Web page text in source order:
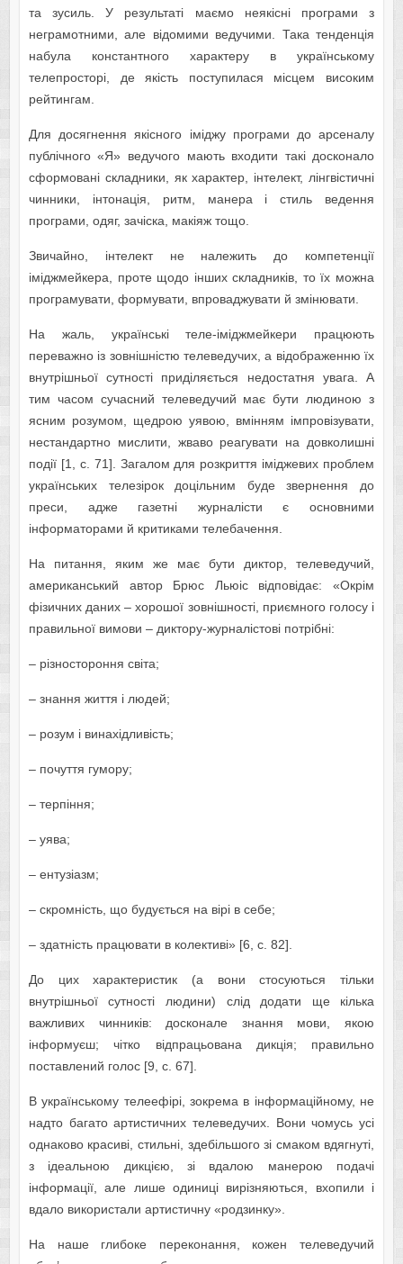
та зусиль. У результаті маємо неякісні програми з
неграмотними, але відомими ведучими. Така тенденція
набула константного характеру в українському
телепросторі, де якість поступилася місцем високим
рейтингам.
Для досягнення якісного іміджу програми до арсеналу
публічного «Я» ведучого мають входити такі досконало
сформовані складники, як характер, інтелект, лінгвістичні
чинники, інтонація, ритм, манера і стиль ведення
програми, одяг, зачіска, макіяж тощо.
Звичайно, інтелект не належить до компетенції
іміджмейкера, проте щодо інших складників, то їх можна
програмувати, формувати, впроваджувати й змінювати.
На жаль, українські теле-іміджмейкери працюють
переважно із зовнішністю телеведучих, а відображенню їх
внутрішньої сутності приділяється недостатня увага. А
тим часом сучасний телеведучий має бути людиною з
ясним розумом, щедрою уявою, вмінням імпровізувати,
нестандартно мислити, жваво реагувати на довколишні
події [1, с. 71]. Загалом для розкриття іміджевих проблем
українських телезірок доцільним буде звернення до
преси, адже газетні журналісти є основними
інформаторами й критиками телебачення.
На питання, яким же має бути диктор, телеведучий,
американський автор Брюс Льюіс відповідає: «Окрім
фізичних даних – хорошої зовнішності, приємного голосу і
правильної вимови – диктору-журналістові потрібні:
– різностороння світа;
– знання життя і людей;
– розум і винахідливість;
– почуття гумору;
– терпіння;
– уява;
– ентузіазм;
– скромність, що будується на вірі в себе;
– здатність працювати в колективі» [6, с. 82].
До цих характеристик (а вони стосуються тільки
внутрішньої сутності людини) слід додати ще кілька
важливих чинників: досконале знання мови, якою
інформуєш; чітко відпрацьована дикція; правильно
поставлений голос [9, с. 67].
В українському телеефірі, зокрема в інформаційному, не
надто багато артистичних телеведучих. Вони чомусь усі
однаково красиві, стильні, здебільшого зі смаком вдягнуті,
з ідеальною дикцією, зі вдалою манерою подачі
інформації, але лише одиниці вирізняються, вхопили і
вдало використали артистичну «родзинку».
На наше глибоке переконання, кожен телеведучий